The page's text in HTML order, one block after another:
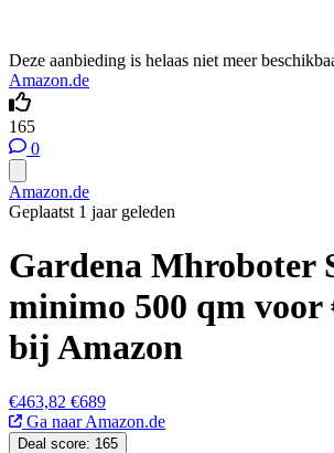
Deze aanbieding is helaas niet meer
Amazon.de
165
0
Amazon.de
Geplaatst 1 jaar geleden
Gardena Mhroboter
minimo 500 qm voor
bij Amazon
€463,82 €689
Ga naar Amazon.de
Deal score: 165